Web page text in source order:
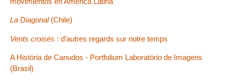
La Diagonal(Chile)
Vents croisés : d’autres regards sur notre temps
A História de Canudos - Portfolium Laboratório de Imagens
(Brasil)